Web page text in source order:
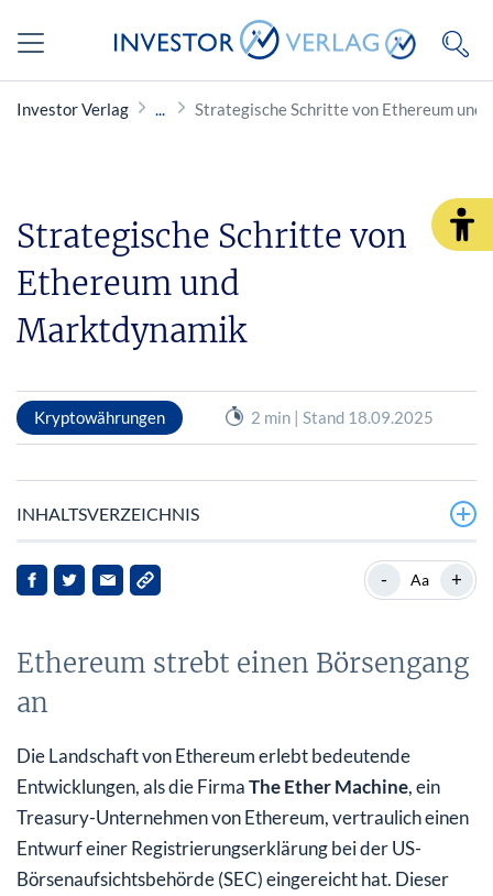
Investor Verlag Strategische Schritte von Ethereum und
Strategische Schritte von
Ethereum und
Marktdynamik
Kryptowährungen 2 min | Stand 18.09.2025
INHALTSVERZEICHNIS
Ethereum strebt einen Börsengang an
AI-Initiative der Ethereum Foundation
Marktreaktionen und Ausblick
Implikationen für Stakeholder
Fazit
- Aa +
Ethereum strebt einen Börsengang
an
Die Landschaft von Ethereum erlebt bedeutende
Entwicklungen, als die FirmaThe Ether Machine, ein
Treasury-Unternehmen von Ethereum, vertraulich einen
Entwurf einer Registrierungserklärung bei der US-
Börsenaufsichtsbehörde (SEC) eingereicht hat. Dieser